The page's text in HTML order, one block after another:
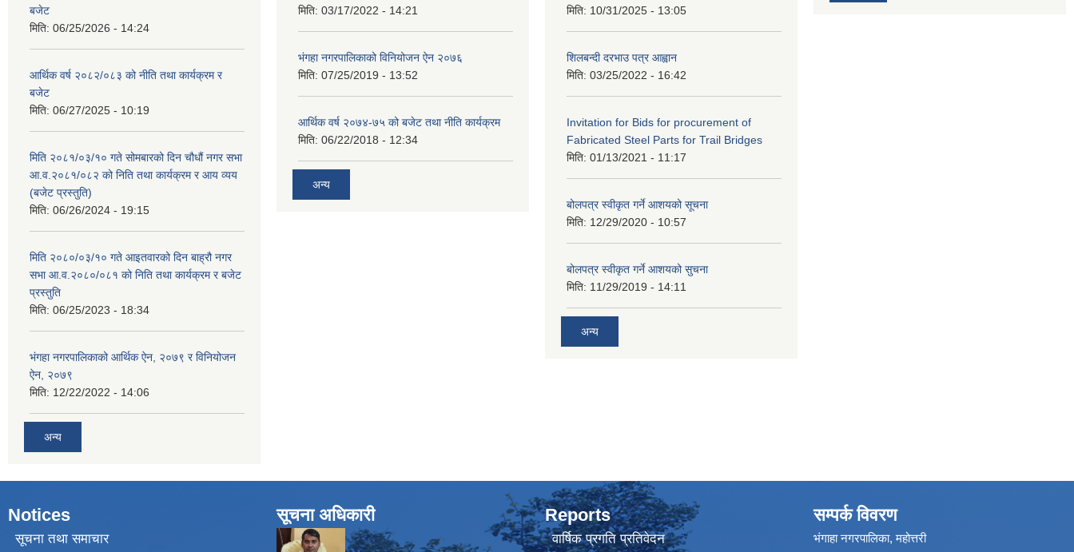
बजेट
मिति: 06/25/2026 - 14:24
आर्थिक वर्ष २०८२/०८३ को नीति तथा कार्यक्रम र
बजेट
मिति: 06/27/2025 - 10:19
मिति २०८१/०३/१० गते सोमबारको दिन चौधौं नगर सभा
आ.व.२०८१/०८२ को निति तथा कार्यक्रम र आय व्यय
(बजेट प्रस्तुति)
मिति: 06/26/2024 - 19:15
मिति २०८०/०३/१० गते आइतवारको दिन बाह्रौ नगर
सभा आ.व.२०८०/०८१ को निति तथा कार्यक्रम र बजेट
प्रस्तुति
मिति: 06/25/2023 - 18:34
भंगहा नगरपालिकाको आर्थिक ऐन, २०७९ र विनियोजन
ऐन, २०७९
मिति: 12/22/2022 - 14:06
अन्य
मिति: 03/17/2022 - 14:21
भंगहा नगरपालिकाको विनियोजन ऐन २०७६
मिति: 07/25/2019 - 13:52
आर्थिक वर्ष २०७४-७५ को बजेट तथा नीति कार्यक्रम
मिति: 06/22/2018 - 12:34
अन्य
मिति: 10/31/2025 - 13:05
शिलबन्दी दरभाउ पत्र आह्वान
मिति: 03/25/2022 - 16:42
Invitation for Bids for procurement of
Fabricated Steel Parts for Trail Bridges
मिति: 01/13/2021 - 11:17
बोलपत्र स्वीकृत गर्ने आशयको सूचना
मिति: 12/29/2020 - 10:57
बोलपत्र स्वीकृत गर्ने आशयको सुचना
मिति: 11/29/2019 - 14:11
अन्य
Notices
सूचना तथा समाचार
सूचना अधिकारी Reports
वार्षिक प्रगति प्रतिवेदन
सम्पर्क विवरण
भंगाहा नगरपालिका, महोत्तरी